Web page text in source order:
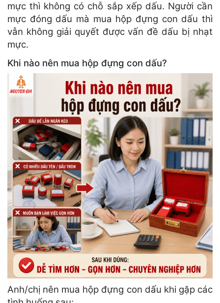
mực thì không có chỗ sắp xếp dấu. Người cần
mực đóng dấu mà mua hộp đựng con dấu thì
vẫn không giải quyết được vấn đề dấu bị nhạt
mực.
Khi nào nên mua hộp đựng con dấu?
Anh/chị nên mua hộp đựng con dấu khi gặp các